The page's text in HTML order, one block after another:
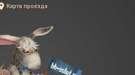
Карта проезда